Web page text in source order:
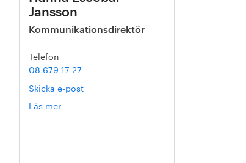
Jansson
Kommunikationsdirektör
Telefon
08 679 17 27
Skicka e-post
Läs mer